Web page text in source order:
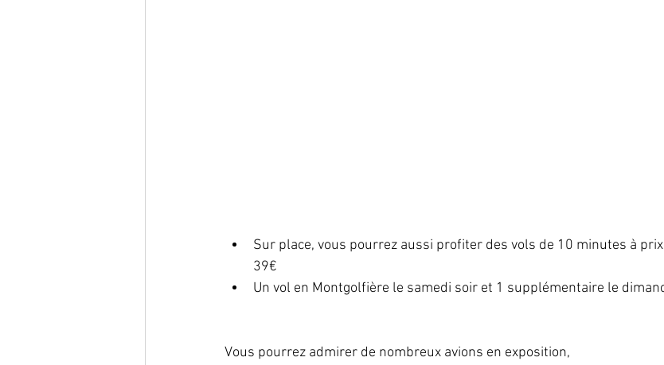
Sur place, vous pourrez aussi profiter des vols de 10 minutes à
39€ ​
Un vol en Montgolfière le samedi soir et 1 supplémentaire le
​Vous pourrez admirer de nombreux avions en exposition,